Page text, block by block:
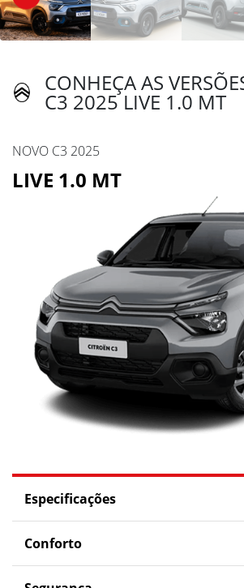
CONHEÇA AS
C3 2025 LIVE 1.0 MT
NOVO C3 2025
LIVE 1.0 MT
Especificações
Conforto